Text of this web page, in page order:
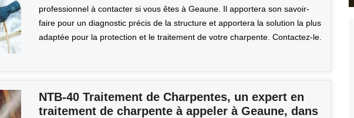
professionnel à contacter si vous êtes à Geaune. Il apportera son savoir-
faire pour un diagnostic précis de la structure et apportera la solution la plus
adaptée pour la protection et le traitement de votre charpente. Contactez-le.
NTB-40 Traitement de Charpentes, un expert en
traitement de charpente à appeler à Geaune, dans